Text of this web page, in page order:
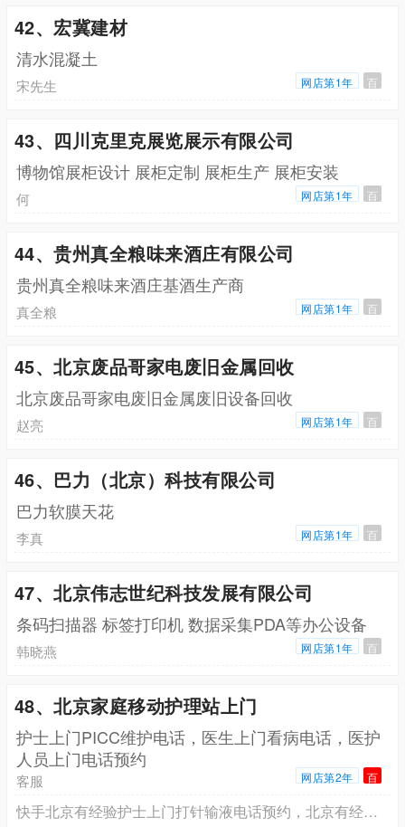
42、宏冀建材
清水混凝土
宋先生 网店第1年 百
43、四川克里克展览展示有限公司
博物馆展柜设计 展柜定制 展柜生产 展柜安装
何 网店第1年 百
44、贵州真全粮味来酒庄有限公司
贵州真全粮味来酒庄基酒生产商
真全粮 网店第1年 百
45、北京废品哥家电废旧金属回收
北京废品哥家电废旧金属废旧设备回收
赵亮 网店第1年 百
46、巴力（北京）科技有限公司
巴力软膜天花
李真 网店第1年 百
47、北京伟志世纪科技发展有限公司
条码扫描器 标签打印机 数据采集PDA等办公设备
韩晓燕 网店第1年 百
48、北京家庭移动护理站上门
护士上门PICC维护电话，医生上门看病电话，医护
人员上门电话预约
客服 网店第2年 百
快手北京有经验护士上门打针输液电话预约，北京有经验护士上门换药拆线电话预约，北京有经验护士上门PICC维护电话预约